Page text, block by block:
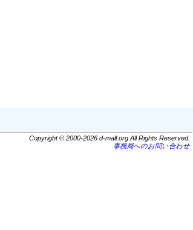
Copyright © 2000-2026 d-mall.org All Rights Reserved.
事務局へのお問い合わせ